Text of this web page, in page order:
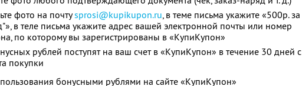
фото на почтуsprosi@kupikupon.ru, в теме письма укажите «500р. за
в теле письма укажите адрес вашей электронной почты или номер
по которому вы зарегистрированы в «КупиКупон»
рублей поступят на ваш счет в «КупиКупон» в течение 30 дней с
покупки
бонусными рублями на сайте «КупиКупон»